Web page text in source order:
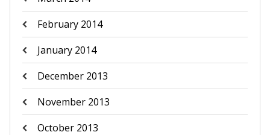
February 2014
January 2014
December 2013
November 2013
October 2013